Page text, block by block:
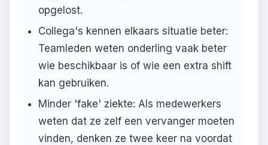
opgelost.
Collega's kennen elkaars situatie beter:
Teamleden weten onderling vaak beter
wie beschikbaar is of wie een extra shift
kan gebruiken.
Minder 'fake' ziekte: Als medewerkers
weten dat ze zelf een vervanger moeten
vinden, denken ze twee keer na voordat